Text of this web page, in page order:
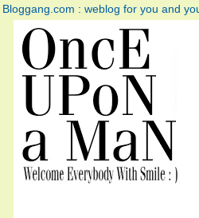
Bloggang.com : weblog for you and